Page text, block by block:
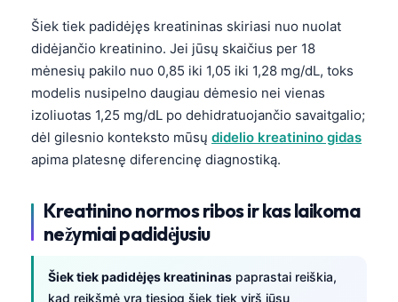
Šiek tiek padidėjęs kreatininas skiriasi nuo nuolat
didėjančio kreatinino. Jei jūsų skaičius per 18
mėnesių pakilo nuo 0,85 iki 1,05 iki 1,28 mg/dL, toks
modelis nusipelno daugiau dėmesio nei vienas
izoliuotas 1,25 mg/dL po dehidratuojančio savaitgalio;
dėl gilesnio konteksto mūsų didelio kreatinino gidas
apima platesnę diferencinę diagnostiką.
Kreatinino normos ribos ir kas laikoma
nežymiai padidėjusiu
Šiek tiek padidėjęs kreatininas paprastai reiškia,
kad reikšmė yra tiesiog šiek tiek virš jūsų